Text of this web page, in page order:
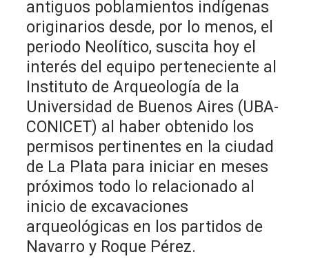
antiguos poblamientos indígenas
originarios desde, por lo menos, el
periodo Neolítico, suscita hoy el
interés del equipo perteneciente al
Instituto de Arqueología de la
Universidad de Buenos Aires (UBA-
CONICET) al haber obtenido los
permisos pertinentes en la ciudad
de La Plata para iniciar en meses
próximos todo lo relacionado al
inicio de excavaciones
arqueológicas en los partidos de
Navarro y Roque Pérez.